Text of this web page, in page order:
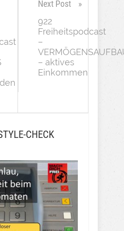
Next Post
922
Freiheitspodcast
–
– aktives
Einkommen
CHECK